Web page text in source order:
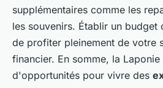
supplémentaires comme les
les souvenirs. Établir un budget
de profiter pleinement de votre
financier. En somme, la
d'opportunités pour vivre des